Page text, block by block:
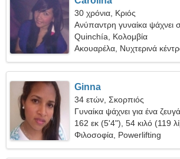
30 χρόνια, Κριός
Ανύπαντρη γυναίκα ψάχνει
Quinchía, Κολομβία
Ακουαρέλα, Νυχτερινά
Ginna
34 ετών, Σκορπιός
Γυναίκα ψάχνει για ένα
162 εκ (5'4"), 54 κιλό (119
Φιλοσοφία, Powerlifting